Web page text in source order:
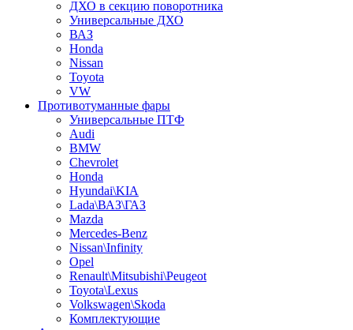
ДХО в секцию поворотника
Универсальные ДХО
ВАЗ
Honda
Nissan
Toyota
VW
Противотуманные фары
Универсальные ПТФ
Audi
BMW
Chevrolet
Honda
Hyundai\KIA
Lada\ВАЗ\ГАЗ
Mazda
Mercedes-Benz
Nissan\Infinity
Opel
Renault\Mitsubishi\Peugeot
Toyota\Lexus
Volkswagen\Skoda
Комплектующие